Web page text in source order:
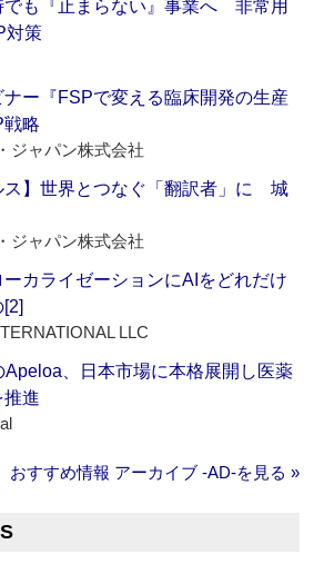
でも『止まらない』事業へ 非常用
対策
ナー『FSPで変える臨床開発の生産
略
ジャパン株式会社
ス】世界とつなぐ「翻訳者」に 城
ジャパン株式会社
カライゼーションにAIをどれだけ
LLC
、日本市場に本格展開し医薬
推進
おすすめ情報 アーカイブ ‐AD‐を見る »